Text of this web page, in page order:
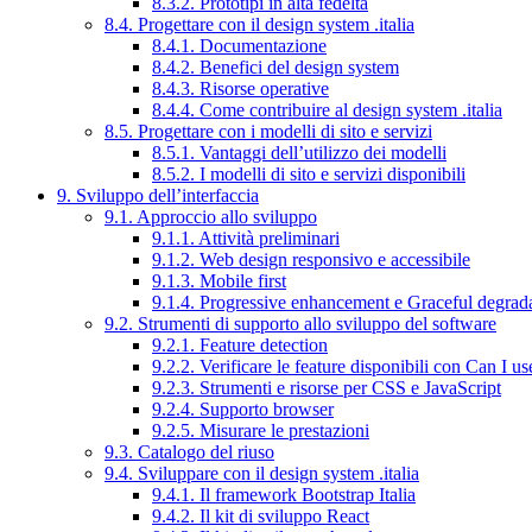
8.4. Progettare con il design system .italia
8.4.1. Documentazione
8.4.2. Benefici del design system
8.4.3. Risorse operative
8.4.4. Come contribuire al design system .italia
8.5. Progettare con i modelli di sito e servizi
8.5.1. Vantaggi dell’utilizzo dei modelli
8.5.2. I modelli di sito e servizi disponibili
9. Sviluppo dell’interfaccia
9.1. Approccio allo sviluppo
9.1.1. Attività preliminari
9.1.2. Web design responsivo e accessibile
9.1.3. Mobile first
9.1.4. Progressive enhancement e Graceful
9.2. Strumenti di supporto allo sviluppo del software
9.2.1. Feature detection
9.2.2. Verificare le feature disponibili con Can I
9.2.3. Strumenti e risorse per CSS e JavaScript
9.2.4. Supporto browser
9.2.5. Misurare le prestazioni
9.3. Catalogo del riuso
9.4. Sviluppare con il design system .italia
9.4.1. Il framework Bootstrap Italia
9.4.2. Il kit di sviluppo React